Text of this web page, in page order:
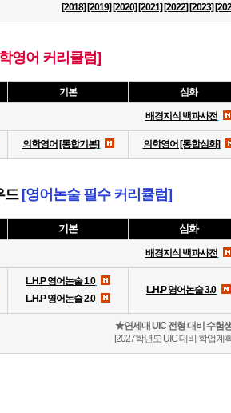
[2018][2019][2020][2021][2022][2023]
영어 커리큘럼]
기본 심화
배경지식 백과사전
의학영어 [통합기본] 의학영어 [통합심화]
드 [영어논술 필수 커리큘럼]
기본 심화
배경지식 백과사전
L.H.P 영어논술 1.0
L.H.P 영어논술 2.0
L.H.P 영어논술 3.0
★연세대 UIC 전형 대비 수험
[2027학년도 UIC 대비 학업계